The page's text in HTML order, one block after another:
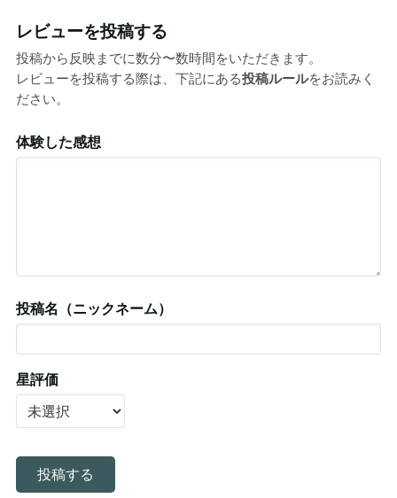
レビューを投稿する
投稿から反映までに数分〜数時間をいただきます。
レビューを投稿する際は、下記にある投稿ルールをお読みく
ださい。
体験した感想
投稿名（ニックネーム）
星評価